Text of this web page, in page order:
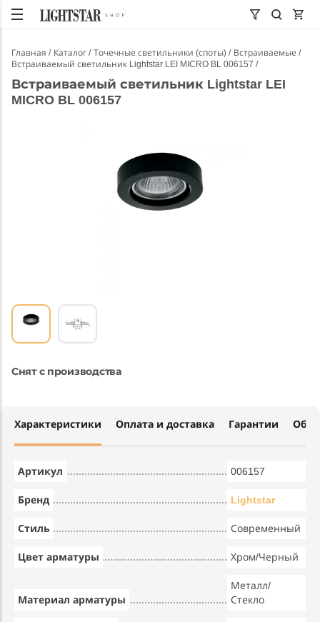
Главная Каталог Точечные светильники (споты)
Встраиваемые
Встраиваемый светильник Lightstar LEI MICRO BL 006157
Встраиваемый светильник Lightstar LEI
MICRO BL 006157
Снят с производства
Характеристики Оплата и доставка Гарантии
Артикул 006157
Бренд Lightstar
Стиль Современный
Цвет арматуры Хром/Черный
Материал арматуры
Металл/
Стекло